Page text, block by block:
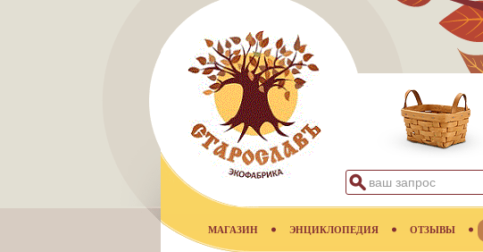
МАГАЗИН ЭНЦИКЛОПЕДИЯ ОТЗЫВЫ